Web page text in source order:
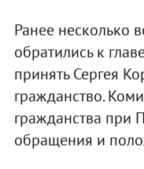
Ранее несколько
обратились к
принять Сергея
гражданство.
гражданства при
обращения и